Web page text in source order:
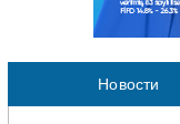
Новости